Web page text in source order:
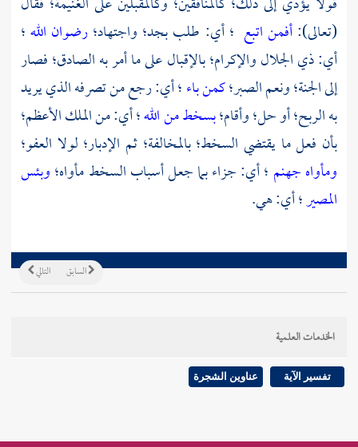
(تعالى):أفمن اتبع ؛ أي: طلب بجد؛ واجتهاد؛رضوان الله؛
أي: ذي الجلال والإكرام؛ بالإقبال على ما أمر به الصادق؛ فصار
إلى الجنة؛ ونعم الصبر؛كمن باء؛ أي: رجع من تصرفه الذي يريد
به الربح؛ أو حل؛ وأقام؛بسخط من الله؛ أي: من الملك الأعظم؛
بأن فعل ما يقتضي السخط؛ بالمخالفة؛ ثم الإدبار؛ لولا العفو؛
ومأواه جهنم ؛ أي: جزاء بما جعل أسباب السخط مأواه؛وبئس
المصير؛ أي: هي.
التالي السابق
الخدمات العلمية
تفسير الآية عناوين الشجرة